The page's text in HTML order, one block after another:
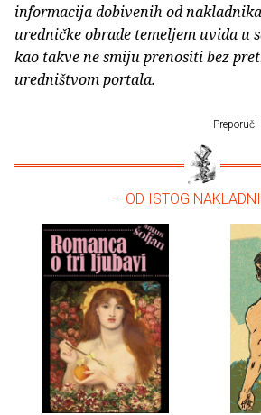
informacija dobivenih od
uredničke obrade temeljem uvida u
kao takve ne smiju prenositi bez
uredništvom portala.
– OD ISTOG